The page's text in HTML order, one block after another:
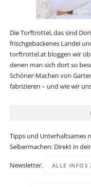
Die Torftrottel, das sind
frischgebackenes Landei
torftrottel.at bloggen wir
denen man sich dort so
Schöner-Machen von
fabrizieren – und wie wir
Tipps und Unterhaltsames
Selbermachen: Direkt in
Newsletter. ALLE INFOS